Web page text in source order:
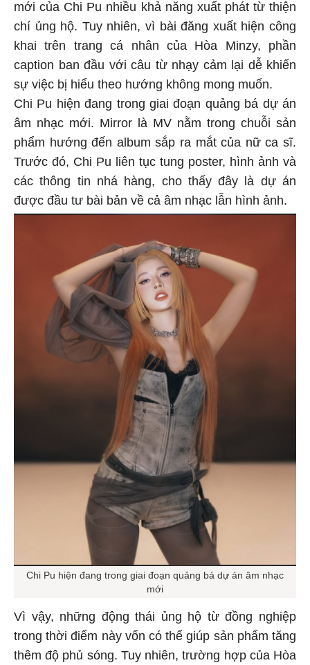
mới của Chi Pu nhiều khả năng xuất phát từ thiện
chí ủng hộ. Tuy nhiên, vì bài đăng xuất hiện công
khai trên trang cá nhân của Hòa Minzy, phần
caption ban đầu với câu từ nhạy cảm lại dễ khiến
sự việc bị hiểu theo hướng không mong muốn.
Chi Pu hiện đang trong giai đoạn quảng bá dự án
âm nhạc mới. Mirror là MV nằm trong chuỗi sản
phẩm hướng đến album sắp ra mắt của nữ ca sĩ.
Trước đó, Chi Pu liên tục tung poster, hình ảnh và
các thông tin nhá hàng, cho thấy đây là dự án
được đầu tư bài bản về cả âm nhạc lẫn hình ảnh.
Chi Pu hiện đang trong giai đoạn quảng bá dự án âm nhạc
mới
Vì vậy, những động thái ủng hộ từ đồng nghiệp
trong thời điểm này vốn có thể giúp sản phẩm tăng
thêm độ phủ sóng. Tuy nhiên, trường hợp của Hòa